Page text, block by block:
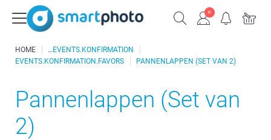
HOME
EVENTS.KONFIRMATION
EVENTS.KONFIRMATION.FAVORS
PANNENLAPPEN (SET VAN 2)
Pannenlappen (Set van
2)